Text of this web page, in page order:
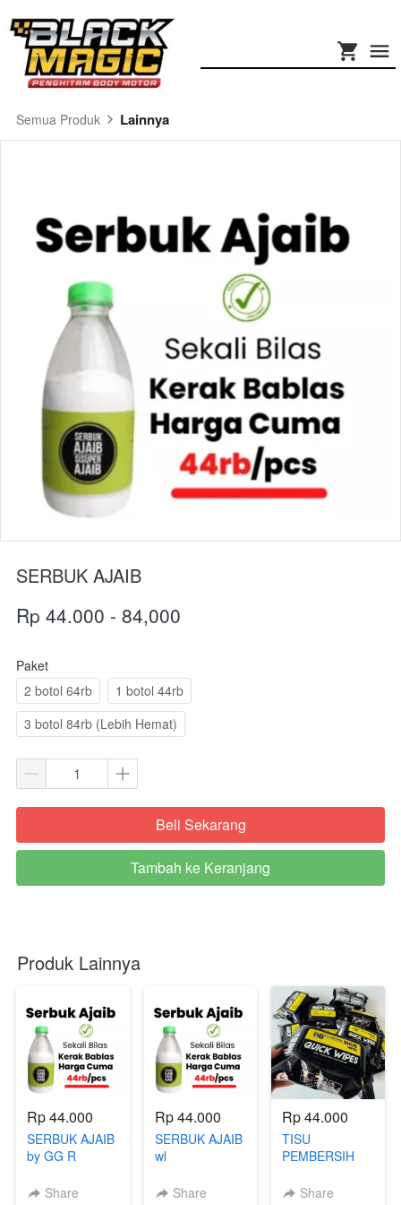
Semua Produk Lainnya
SERBUK AJAIB
Rp 44.000 - 84,000
Paket
2 botol 64rb
1 botol 44rb
3 botol 84rb (Lebih Hemat)
`Beli Sekarang
`
Tambah ke Keranjang
Produk Lainnya
Rp 44.000
SERBUK AJAIB
by GG R
Share
Rp 44.000
SERBUK AJAIB
wl
Share
Rp 44.000
TISU
PEMBERSIH
Share